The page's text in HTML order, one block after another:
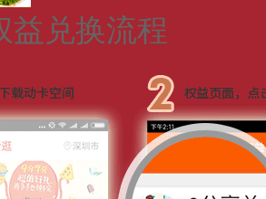
益兑换流程